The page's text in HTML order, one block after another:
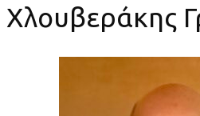
Χλουβεράκης